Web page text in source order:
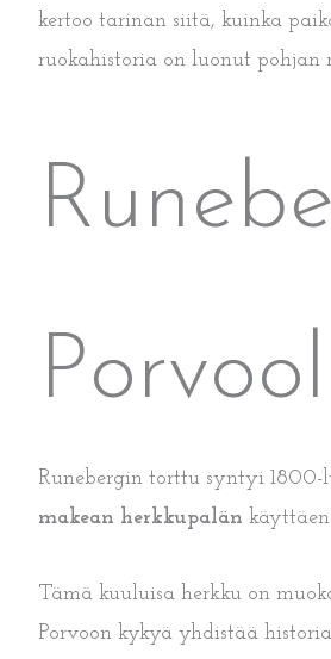
kertoo tarinan siitä, kuinka
ruokahistoria on luonut pohjan
Runebergin torttu syntyi 1800-
makean herkkupalän
Tämä kuuluisa herkku on
Porvoon kykyä yhdistää